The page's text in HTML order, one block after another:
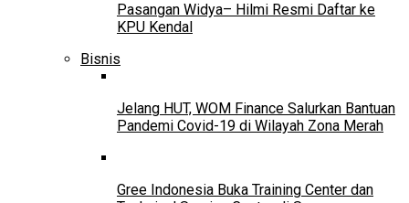
Pasangan Widya– Hilmi Resmi Daftar ke
KPU Kendal
Bisnis
Jelang HUT, WOM Finance Salurkan Bantuan
Pandemi Covid-19 di Wilayah Zona Merah
Gree Indonesia Buka Training Center dan